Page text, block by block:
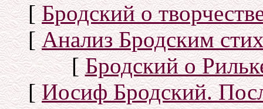
[Бродский о
[Анализ Бродским
[Бродский о
[Иосиф Бродский.